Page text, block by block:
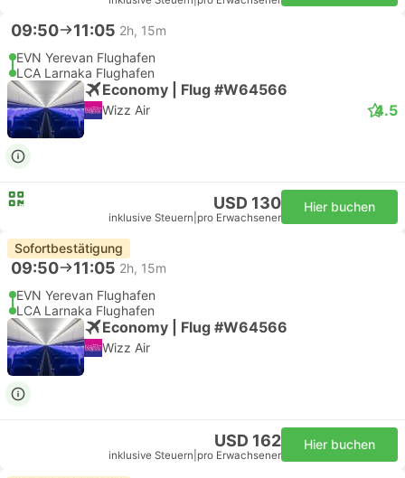
09:50 11:05 2h, 15m
EVN Yerevan Flughafen
LCA Larnaka Flughafen
Economy | Flug #W64566
Wizz Air 4.5
USD 130
inklusive Steuern pro Erwachsener
Hier buchen
Sofortbestätigung
09:50 11:05 2h, 15m
EVN Yerevan Flughafen
LCA Larnaka Flughafen
Economy | Flug #W64566
Wizz Air
USD 162
inklusive Steuern pro Erwachsener
Hier buchen